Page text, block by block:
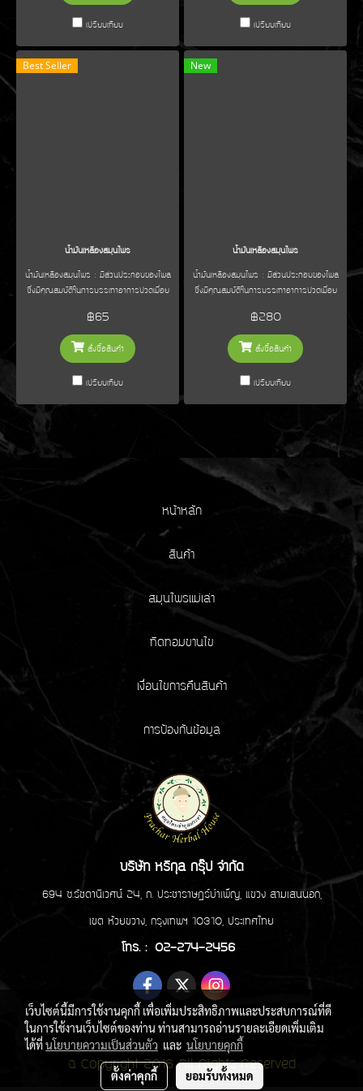
เปรียบเทียบ เปรียบเทียบ
Best Seller
น้ำมันเหลืองสมุนไพร
น้ำมันเหลืองสมุนไพร : มีส่วนประกอบของไพล
ซึ่งมีคุณสมบัติในการบรรเทาอาการปวดเมื่อย
ต่อย ผดผื่นคัน เมารถ
฿65
สั่งซื้อสินค้า
เปรียบเทียบ
New
น้ำมันเหลืองสมุนไพร
น้ำมันเหลืองสมุนไพร : มีส่วนประกอบของไพล
ซึ่งมีคุณสมบัติในการบรรเทาอาการปวดเมื่อย
ต่อย ผดผื่นคัน เมารถ
฿280
สั่งซื้อสินค้า
เปรียบเทียบ
หน้าหลัก
สินค้า
สมุนไพรแม่เล่า
ทิดทอมขานไข
เงื่อนไขการคืนสินค้า
การป้องกันข้อมูล
บริษัท หริกุล กรุ๊ป จำกัด
694 ซ.รัชดานิเวศน์ 24, ถ. ประชาราษฏร์บำเพ็ญ, แขวง สามเสนนอก,
เขต ห้วยขวาง, กรุงเทพฯ 10310, ประเทศไทย
โทร. : 02-274-2456
© Copyright 2016 All Rights Reserved
เว็บไซต์นี้มีการใช้งานคุกกี้ เพื่อเพิ่มประสิทธิภาพและประสบการณ์ที่ดี
ในการใช้งานเว็บไซต์ของท่าน ท่านสามารถอ่านรายละเอียดเพิ่มเติม
ได้ที่นโยบายความเป็นส่วนตัว และ นโยบายคุกกี้
ตั้งค่าคุกกี้ ยอมรับทั้งหมด